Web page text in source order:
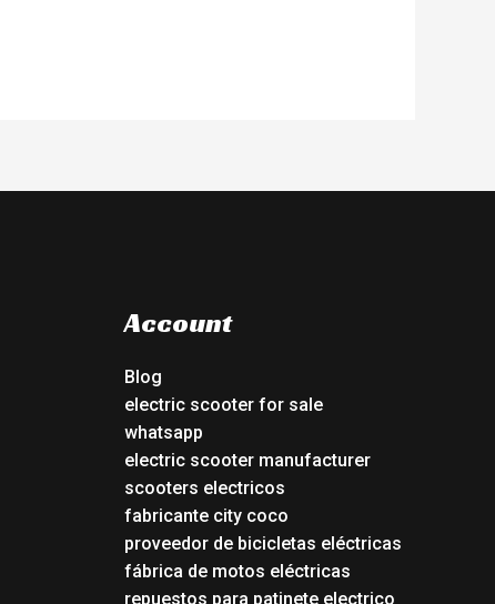
Account
Blog
electric scooter for sale
whatsapp
electric scooter manufacturer
scooters electricos
fabricante city coco
proveedor de bicicletas eléctricas
fábrica de motos eléctricas
repuestos para patinete electrico